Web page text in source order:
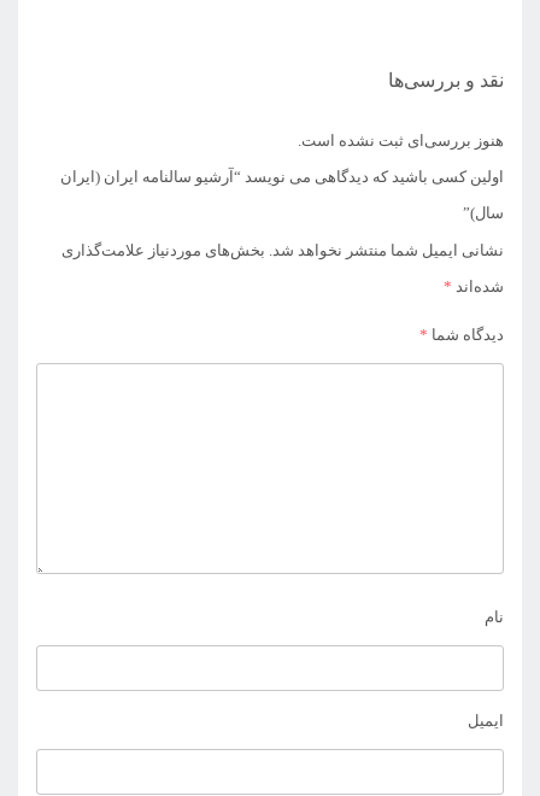
نقد و بررسی‌ها
هنوز بررسی‌ای ثبت نشده است.
اولین کسی باشید که دیدگاهی می نویسد “آرشیو سالنامه ایران (ایران
سال)”
نشانی ایمیل شما منتشر نخواهد شد. بخش‌های موردنیاز علامت‌گذاری
شده‌اند *
دیدگاه شما *
نام
ایمیل